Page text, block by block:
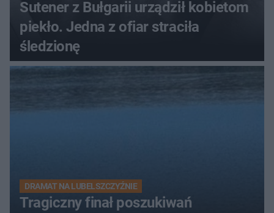
Sutener z Bułgarii urządził kobietom
piekło. Jedna z ofiar straciła
śledzionę
DRAMAT NA LUBELSZCZYŹNIE
Tragiczny finał poszukiwań